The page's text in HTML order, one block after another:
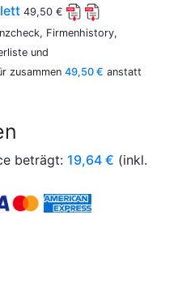
49,50 €
Firmenhistory,
und
zusammen 49,50 € anstatt
beträgt: 19,64 € (inkl.